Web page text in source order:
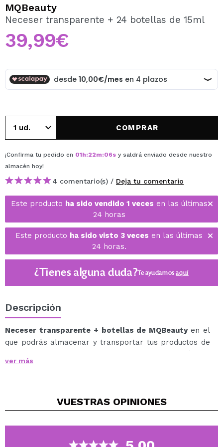
Al crear una cuenta en Maquillalia.com podrás realizar
tus compras rápidamente, revisar el estado de tus
pedidos y consultar tus operaciones anteriores.
CREAR CUENTA
MQBeauty
Neceser transparente + 24 botellas de 15ml
39,99€
COMPRAR
¡Confirma tu pedido en 01h:22m:06s y saldrá enviado desde nuestro
almacén hoy!
4 comentario(s) / Deja tu comentario
Este producto ha sido vendido 1 veces en las últimas
24 horas
Este producto ha sido visto 3 veces en las últimas
24 horas.
¿Tienes alguna duda?Te ayudamosaquí
Descripción
Neceser transparente + botellas de MQBeautyen el
que podrás almacenar y transportar tus productos de
maquillaje, gracias a su diseño transparente podrás ver
todo lo que llevas en su interior de una forma fácil.
punta de aguja que proporciona una aplicación precisa.
Podrás organizar todas las botellas con el divisor, ideal
para ayudar a organizar todas sus botellas
ver más
VUESTRAS OPINIONES